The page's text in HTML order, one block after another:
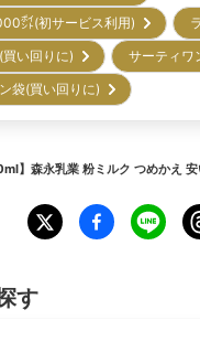
㌽(初サービス利用)
買い回りに)
サーティ
袋(買い回りに)
】森永乳業 粉ミルク つめかえ
す